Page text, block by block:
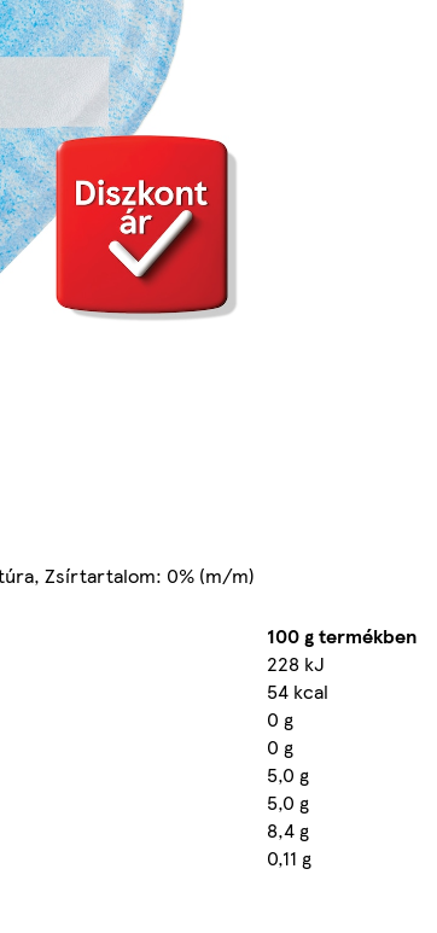
Zsírtartalom: 0% (m/m)
100 g termékben
228 kJ
54 kcal
0 g
0 g
5,0 g
5,0 g
8,4 g
0,11 g